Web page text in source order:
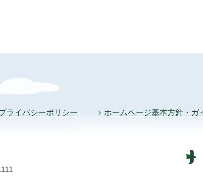
ライバシーポリシー ホームページ基本方針・ガ